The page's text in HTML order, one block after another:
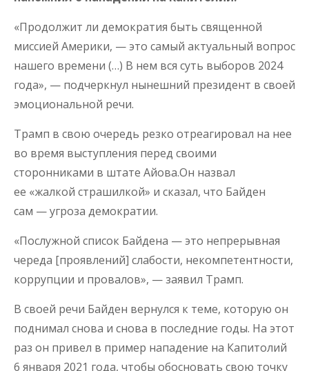
«Продолжит ли демократия быть священной
миссией Америки, — это самый актуальный вопрос
нашего времени (…) В нем вся суть выборов 2024
года», — подчеркнул нынешний президент в своей
эмоциональной речи.
Трамп в свою очередь резко отреагировал на нее
во время выступления перед своими
сторонниками в штате Айова.Он назвал
ее «жалкой страшилкой» и сказал, что Байден
сам — угроза демократии.
«Послужной список Байдена — это непрерывная
череда [проявлений] слабости, некомпетентности,
коррупции и провалов», — заявил Трамп.
В своей речи Байден вернулся к теме, которую он
поднимал снова и снова в последние годы. На этот
раз он привел в пример нападение на Капитолий
6 января 2021 года, чтобы обосновать свою точку